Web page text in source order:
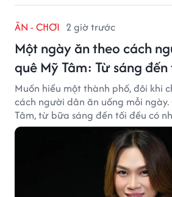
ĂN - CHƠI 2 giờ trước
Một ngày ăn theo cách
quê Mỹ Tâm: Từ sáng đến
Muốn hiểu một thành phố, đôi khi
cách người dân ăn uống mỗi
Tâm, từ bữa sáng đến tối đều có
đậm dấu ấn miền Trung.